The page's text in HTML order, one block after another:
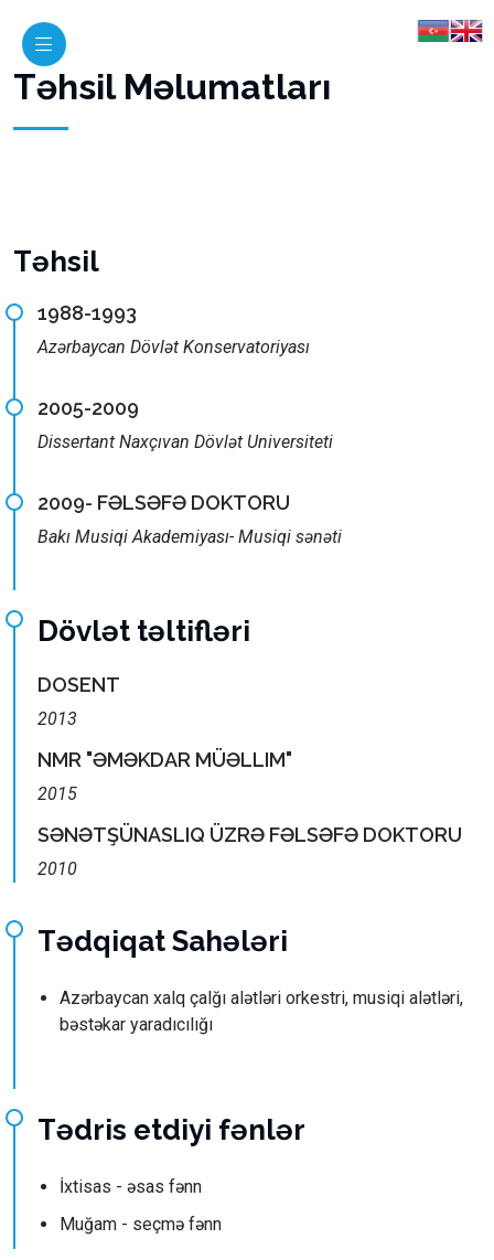
Təhsil Məlumatları
Təhsil
1988-1993
Azərbaycan Dövlət Konservatoriyası
2005-2009
Dissertant Naxçıvan Dövlət Universiteti
2009- FƏLSƏFƏ DOKTORU
Bakı Musiqi Akademiyası- Musiqi sənəti
Dövlət təltifləri
DOSENT
2013
NMR "ƏMƏKDAR MÜƏLLIM"
2015
SƏNƏTŞÜNASLIQ ÜZRƏ FƏLSƏFƏ DOKTORU
2010
Tədqiqat Sahələri
Azərbaycan xalq çalğı alətləri orkestri, musiqi alətləri,
bəstəkar yaradıcılığı
Tədris etdiyi fənlər
İxtisas - əsas fənn
Muğam - seçmə fənn